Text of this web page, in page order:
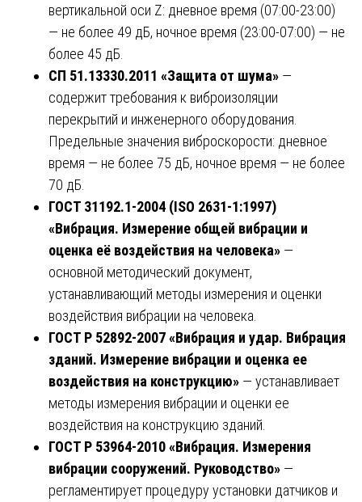
вертикальной оси Z: дневное время (07:00-23:00)
— не более 49 дБ, ночное время (23:00-07:00) — не
более 45 дБ.
СП 51.13330.2011 «Защита от шума» —
содержит требования к виброизоляции
перекрытий и инженерного оборудования.
Предельные значения виброскорости: дневное
время — не более 75 дБ, ночное время — не более
70 дБ.
ГОСТ 31192.1-2004 (ISO 2631-1:1997)
«Вибрация. Измерение общей вибрации и
оценка её воздействия на человека» —
основной методический документ,
устанавливающий методы измерения и оценки
воздействия вибрации на человека.
ГОСТ Р 52892-2007 «Вибрация и удар. Вибрация
зданий. Измерение вибрации и оценка ее
воздействия на конструкцию» — устанавливает
методы измерения вибрации и оценки ее
воздействия на конструкцию зданий.
ГОСТ Р 53964-2010 «Вибрация. Измерения
вибрации сооружений. Руководство» —
регламентирует процедуру установки датчиков и